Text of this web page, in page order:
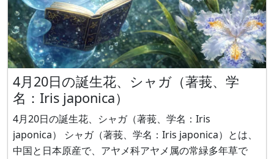
4月20日の誕生花、シャガ（著莪、学
名：Iris japonica）
4月20日の誕生花、シャガ（著莪、学名：Iris
japonica） シャガ（著莪、学名：Iris japonica）とは、
中国と日本原産で、アヤメ科アヤメ属の常緑多年草で